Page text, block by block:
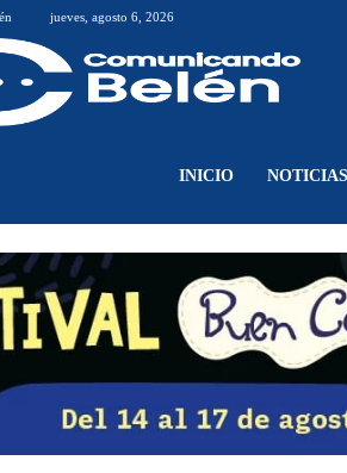
jueves, agosto 6, 2026
Belén
INICIO NOTICIAS